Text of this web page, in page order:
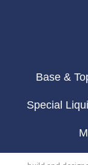
Base &
Special